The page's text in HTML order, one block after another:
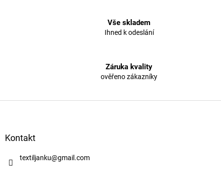
y
v
ý
s
u
Vše skladem
Ihned k odeslání
Záruka kvality
ověřeno zákazníky
Kontakt
textiljanku@gmail.com